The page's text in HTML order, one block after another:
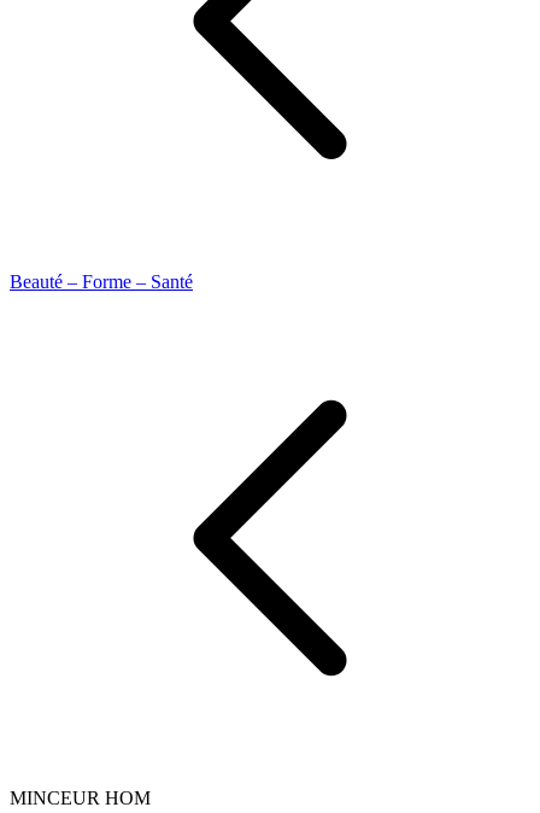
Beauté – Forme – Santé
MINCEUR HOM